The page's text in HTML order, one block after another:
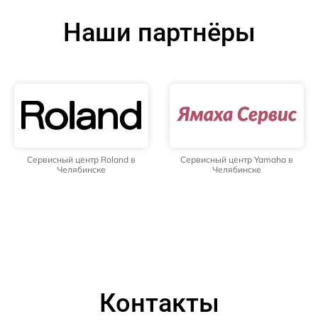
Наши партнёры
Сервисный центр Roland в
Челябинске
Сервисный центр Yamaha в
Челябинске
Контакты